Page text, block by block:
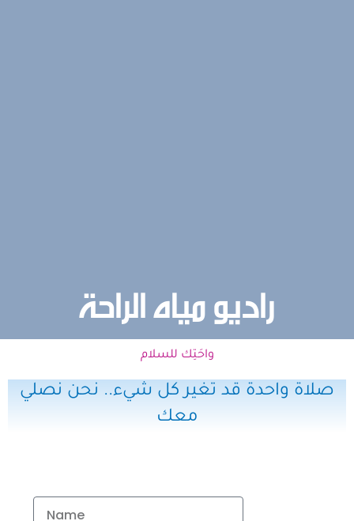
راديو مياه الراحة
واحَتِك للسلام
صلاة واحدة قد تغير كل شيء.. نحن نصلي
معك